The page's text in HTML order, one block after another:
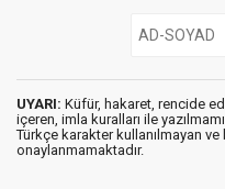
UYARI: Küfür, hakaret, rencide
içeren, imla kuralları ile
Türkçe karakter kullanılmayan
onaylanmamaktadır.